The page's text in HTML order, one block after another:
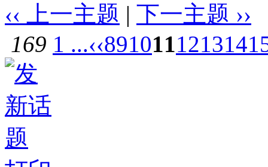
‹‹ 上一主题 | 下一主题 ››
169 1 ...‹‹891011121314